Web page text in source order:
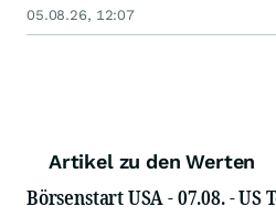
05.08.26, 12:07
Artikel zu den Werten
Börsenstart USA - 07.08. - US